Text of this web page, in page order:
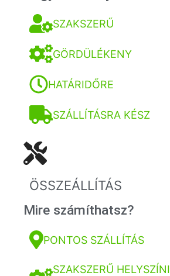
SZAKSZERŰ
GÖRDÜLÉKENY
HATÁRIDŐRE
SZÁLLÍTÁSRA KÉSZ
ÖSSZEÁLLÍTÁS
Mire számíthatsz?
PONTOS SZÁLLÍTÁS
SZAKSZERŰ HELYSZÍNI